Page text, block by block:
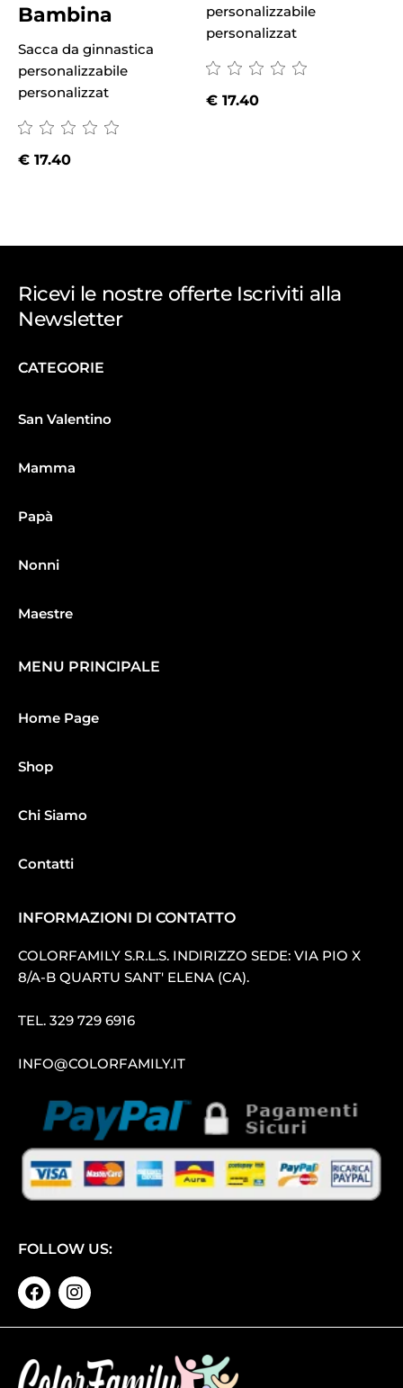
Bambina
Sacca da ginnastica
personalizzabile
personalizzat
€17.40
personalizzabile
personalizzat
€ 17.40
Ricevi le nostre offerte Iscriviti alla
Newsletter
CATEGORIE
San Valentino
Mamma
Papà
Nonni
Maestre
MENU PRINCIPALE
Home Page
Shop
Chi Siamo
Contatti
INFORMAZIONI DI CONTATTO
COLORFAMILY S.R.L.S. INDIRIZZO SEDE: VIA PIO X
8/A-B QUARTU SANT′ ELENA (CA).
TEL. 329 729 6916
INFO@COLORFAMILY.IT
FOLLOW US: